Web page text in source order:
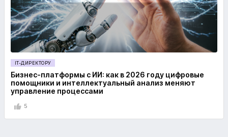
IT-ДИРЕКТОРУ
Бизнес-платформы с ИИ: как в 2026 году цифровые
помощники и интеллектуальный анализ меняют
управление процессами
5